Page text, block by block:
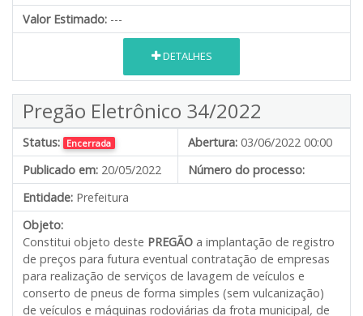
Valor Estimado: ---
DETALHES
Pregão Eletrônico 34/2022
Status: Encerrada Abertura: 03/06/2022 00:00
Publicado em: 20/05/2022
Número do processo:
Entidade: Prefeitura
Objeto:
Constitui objeto deste PREGÃO a implantação de registro
de preços para futura eventual contratação de empresas
para realização de serviços de lavagem de veículos e
conserto de pneus de forma simples (sem vulcanização)
de veículos e máquinas rodoviárias da frota municipal, de